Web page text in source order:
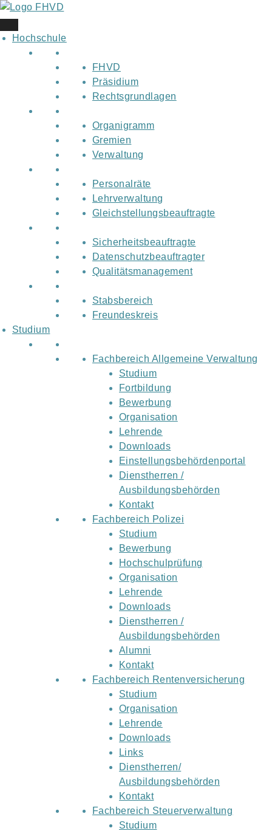
Skip
to
content
Hochschule
FHVD
Präsidium
Rechtsgrundlagen
Organigramm
Gremien
Verwaltung
Personalräte
Lehrverwaltung
Gleichstellungsbeauftragte
Sicherheitsbeauftragte
Datenschutzbeauftragter
Qualitätsmanagement
Stabsbereich
Freundeskreis
Studium
Fachbereich Allgemeine Verwaltung
Studium
Fortbildung
Bewerbung
Organisation
Lehrende
Downloads
Einstellungsbehördenportal
Dienstherren /
Ausbildungsbehörden
Kontakt
Fachbereich Polizei
Studium
Bewerbung
Hochschulprüfung
Organisation
Lehrende
Downloads
Dienstherren /
Ausbildungsbehörden
Alumni
Kontakt
Fachbereich Rentenversicherung
Studium
Organisation
Lehrende
Downloads
Links
Dienstherren/
Ausbildungsbehörden
Kontakt
Fachbereich Steuerverwaltung
Studium